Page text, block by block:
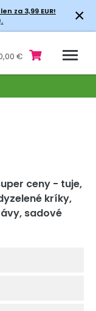
za 3,99 EUR!
×
€
ceny - tuje,
kríky,
sadové